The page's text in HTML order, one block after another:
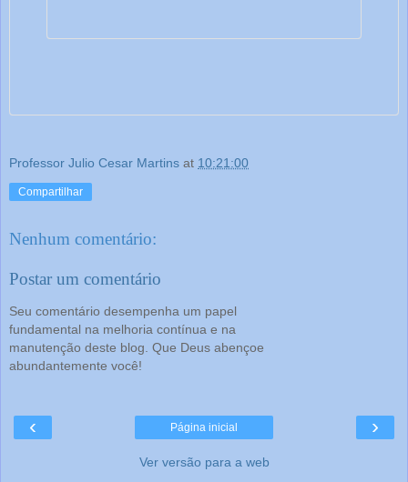
Professor Julio Cesar Martins at 10:21:00
Compartilhar
Nenhum comentário:
Postar um comentário
Seu comentário desempenha um papel
fundamental na melhoria contínua e na
manutenção deste blog. Que Deus abençoe
abundantemente você!
‹ ›
Página inicial
Ver versão para a web